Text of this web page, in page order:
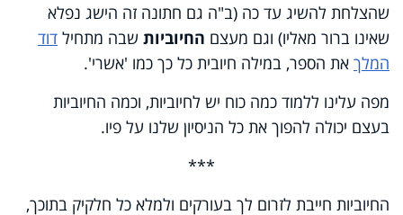
שהצלחת להשיג עד כה (ב"ה גם חתונה זה הישג נפלא
שאינו ברור מאליו) וגם מעצם החיוביות שבה מתחיל דוד
המלך את הספר, במילה חיובית כל כך כמו 'אשרי'.
מפה עלינו ללמוד כמה כוח יש לחיוביות, וכמה החיוביות
בעצם יכולה להפוך את כל הניסיון שלנו על פיו.
***
החיוביות חייבת לזרום לך בעורקים ולמלא כל חלקיק בתוכך,